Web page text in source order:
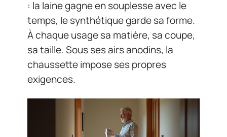
: la laine gagne en souplesse avec le
temps, le synthétique garde sa forme.
À chaque usage sa matière, sa coupe,
sa taille. Sous ses airs anodins, la
chaussette impose ses propres
exigences.